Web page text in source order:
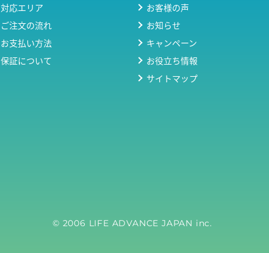
対応エリア
ご注文の流れ
お支払い方法
保証について
お客様の声
お知らせ
キャンペーン
お役立ち情報
サイトマップ
© 2006 LIFE ADVANCE JAPAN inc.